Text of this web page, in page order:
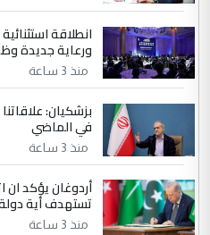
سردار
التعليق : واحد من
جنسية الرافد الثالث
الموضوع :
الجواهري يرد
مضجعيك يابن الزنا (نص
انطلاقة
ورعاية جديدة
منذ 3 ساعة
بزشكيان:
في الماضي
منذ 3 ساعة
أردوغان يؤكد ان
تستهدف أية
منذ 3 ساعة